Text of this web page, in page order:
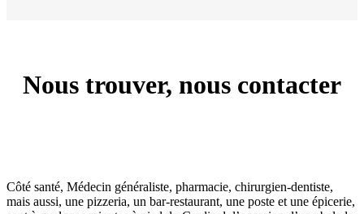
Nous trouver, nous contacter
Côté santé, Médecin généraliste, pharmacie, chirurgien-dentiste,
mais aussi, une pizzeria, un bar-restaurant, une poste et une épicerie,